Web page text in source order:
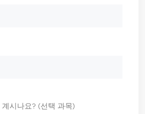
암 섬유 복합재는 주요 산업 분야에서
습니다. 향후 성장 분야는 다음과 같습
너지 내열성과 장기 내구성이 뛰어난
광 장착 부품, 고온 절연 부품. • 건설
시나요? (선택 과목)